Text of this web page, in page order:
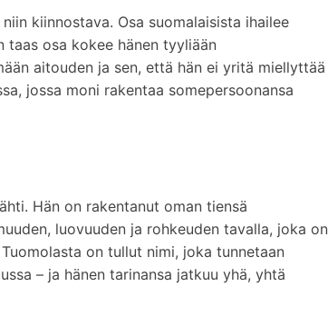
kiinnostava. Osa suomalaisista ihailee
taas osa kokee hänen tyyliään
aitouden ja sen, että hän ei yritä miellyttää
jossa moni rakentaa somepersoonansa
Hän on rakentanut oman tiensä
luovuuden ja rohkeuden tavalla, joka on
on tullut nimi, joka tunnetaan
– ja hänen tarinansa jatkuu yhä, yhtä